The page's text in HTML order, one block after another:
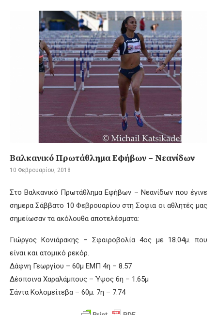
Βαλκανικό Πρωτάθλημα Εφήβων – Νεανίδων
10 Φεβρουαρίου, 2018
Στο Βαλκανικό Πρωτάθλημα Εφήβων – Νεανίδων που έγινε
σημερα Σάββατο 10 Φεβρουαρίου στη Σοφια οι αθλητές μας
σημείωσαν τα ακόλουθα αποτελέσματα:
Γιώργος Κονιάρακης – Σφαιροβολία 4ος με 18.04μ. που
είναι και ατομικό ρεκόρ.
Δάφνη Γεωργίου – 60μ ΕΜΠ 4η – 8.57
Δέσποινα Χαραλάμπους – Ύψος 6η – 1.65μ
Σάντα Κολομείτεβα – 60μ. 7η – 7.74